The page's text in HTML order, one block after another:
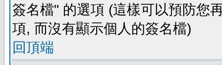
簽名檔" 的選項 (這樣可以預防您
項, 而沒有顯示個人的簽名檔)
回頂端